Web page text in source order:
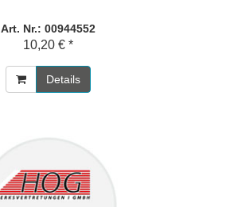
Art. Nr.: 00944552
10,20 € *
Details